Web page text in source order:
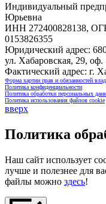
Индивидуальный
Юрьевна
ИНН 272400828138,
0153826355
Юридический адрес:
ул. Хабаровская, 29, оф.
Фактический адрес: г.
Форма хартии прав и обязанностей
Политика конфиденциальности
Политика обработки персональных
Политика использования файлов cookie
вверх
Политика
Наш сайт использует
лучше и полезнее для
файлы можно здесь!